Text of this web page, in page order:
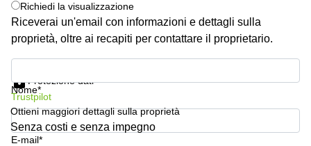
Coworking
Pescara
Coworking
Brescia
Affitto
Business
Centers
a
Treviso
Richiedi la visualizzazione
Riceverai un'email con informazioni e dettagli sulla
proprietà, oltre ai recapiti per contattare il proprietario.
Nome*
E-mail*
Protezione dati
Trustpilot
Ottieni maggiori dettagli sulla proprietà
Senza costi e senza impegno